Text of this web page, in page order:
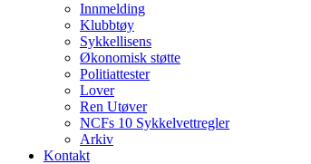
Innmelding
Klubbtøy
Sykkellisens
Økonomisk støtte
Politiattester
Lover
Ren Utøver
NCFs 10 Sykkelvettregler
Arkiv
Kontakt